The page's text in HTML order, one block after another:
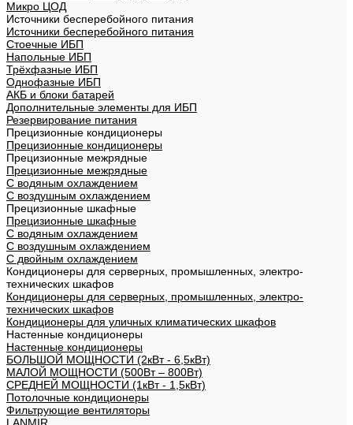
Микро ЦОД
Источники бесперебойного питания
Источники бесперебойного питания
Стоечные ИБП
Напольные ИБП
Трёхфазные ИБП
Однофазные ИБП
АКБ и блоки батарей
Дополнительные элементы для ИБП
Резервирование питания
Прецизионные кондиционеры
Прецизионные кондиционеры
Прецизионные межрядные
Прецизионные межрядные
С водяным охлаждением
С воздушным охлаждением
Прецизионные шкафные
Прецизионные шкафные
С водяным охлаждением
С воздушным охлаждением
С двойным охлаждением
Кондиционеры для серверных, промышленных, электро-
технических шкафов
Кондиционеры для серверных, промышленных, электро-
технических шкафов
Кондиционеры для уличных климатических шкафов
Настенные кондиционеры
Настенные кондиционеры
БОЛЬШОЙ МОЩНОСТИ (2кВт - 6,5кВт)
МАЛОЙ МОЩНОСТИ (500Вт – 800Вт)
СРЕДНЕЙ МОЩНОСТИ (1кВт - 1,5кВт)
Потолочные кондиционеры
Фильтрующие вентиляторы